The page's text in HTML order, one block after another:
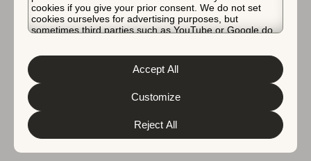
cookies if you give your prior consent. We do not set
cookies ourselves for advertising purposes, but
sometimes third parties such as YouTube or Google do.
about the protection of your personal data and the
different cookies we use, please read our
&
. You can customize your cookie settings
and preferences by clicking the “Customize” button.
Reject All
Customize
Accept All
지 않았습니다.
AppTweak의 AI가 다른 점
대부분의 도구는 AI 모델로 시작하여 앱 스토어 데이터를
그 안에 맞추려고 합니다.
AppTweak은 그 반대였습니다.